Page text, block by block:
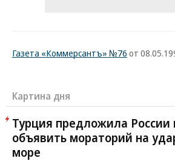
Газета «Коммерсантъ» №76 от
Картина дня
Турция предложила России
объявить мораторий на
море